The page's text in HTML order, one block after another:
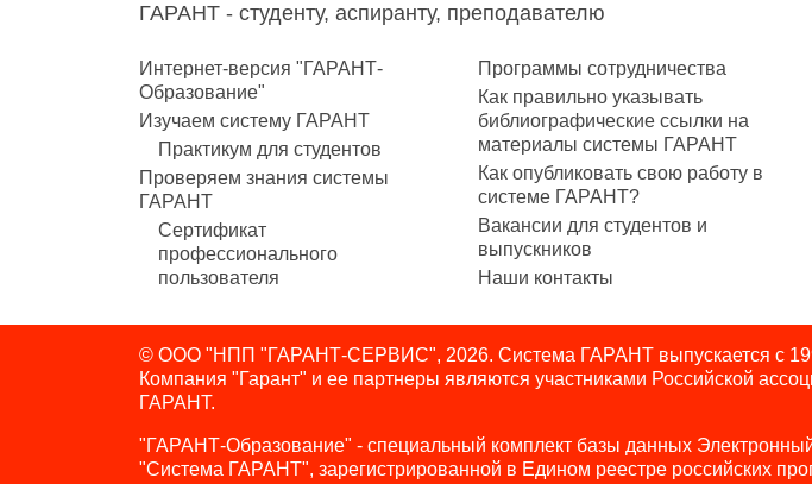
ГАРАНТ - студенту, аспиранту, преподавателю
Интернет-версия "ГАРАНТ-
Образование"
Изучаем систему ГАРАНТ
Практикум для студентов
Проверяем знания системы
ГАРАНТ
Сертификат
профессионального
пользователя
Программы сотрудничества
Как правильно указывать
библиографические ссылки на
материалы системы ГАРАНТ
Как опубликовать свою работу в
системе ГАРАНТ?
Вакансии для студентов и
выпускников
Наши контакты
© ООО "НПП "ГАРАНТ-СЕРВИС", 2026. Система ГАРАНТ выпускается с
Компания "Гарант" и ее партнеры являются участниками Российской
ГАРАНТ.
"ГАРАНТ-Образование" - специальный комплект базы данных
"Система ГАРАНТ", зарегистрированной в Едином реестре российских